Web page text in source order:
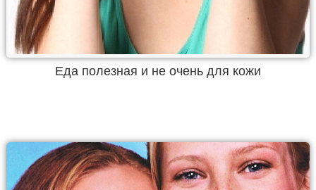
Еда полезная и не очень для кожи